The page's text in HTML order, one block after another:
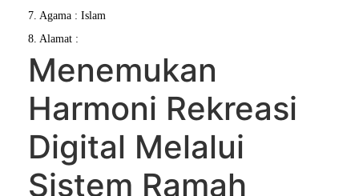
7. Agama : Islam
8. Alamat :
Menemukan
Harmoni Rekreasi
Digital Melalui
Sistem Ramah